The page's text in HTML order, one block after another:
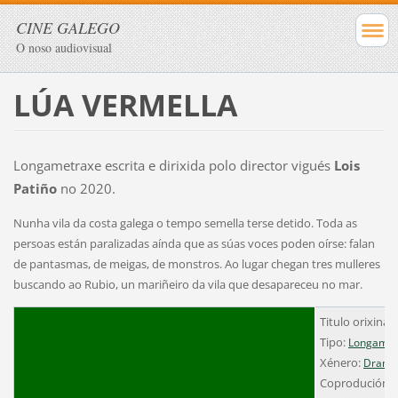
CINE GALEGO
O noso audiovisual
LÚA VERMELLA
Longametraxe escrita e dirixida polo director vigués Lois
Patiñono 2020.
Nunha vila da costa galega o tempo semella terse detido. Toda as
persoas están paralizadas aínda que as súas voces poden oírse: falan
de pantasmas, de meigas, de monstros. Ao lugar chegan tres mulleres
buscando ao Rubio, un mariñeiro da vila que desapareceu no mar.
Titulo orixinal:
Tipo:
Xénero: Drama
Coprodución